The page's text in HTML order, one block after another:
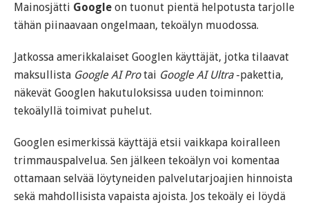
Mainosjätti Google on tuonut pientä helpotusta tarjolle
tähän piinaavaan ongelmaan, tekoälyn muodossa.
Jatkossa amerikkalaiset Googlen käyttäjät, jotka tilaavat
maksullista Google AI Protai Google AI Ultra-pakettia,
näkevät Googlen hakutuloksissa uuden toiminnon:
tekoälyllä toimivat puhelut.
Googlen esimerkissä käyttäjä etsii vaikkapa koiralleen
trimmauspalvelua. Sen jälkeen tekoälyn voi komentaa
ottamaan selvää löytyneiden palvelutarjoajien hinnoista
sekä mahdollisista vapaista ajoista. Jos tekoäly ei löydä